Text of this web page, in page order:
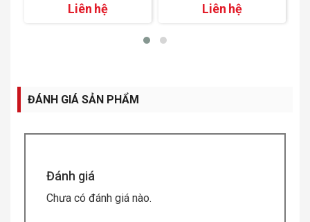
Liên hệ Liên hệ
ĐÁNH GIÁ SẢN PHẨM
Đánh giá
Chưa có đánh giá nào.